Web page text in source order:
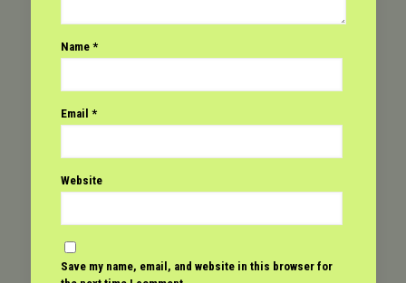
Name *
Email *
Website
Save my name, email, and website in this browser for